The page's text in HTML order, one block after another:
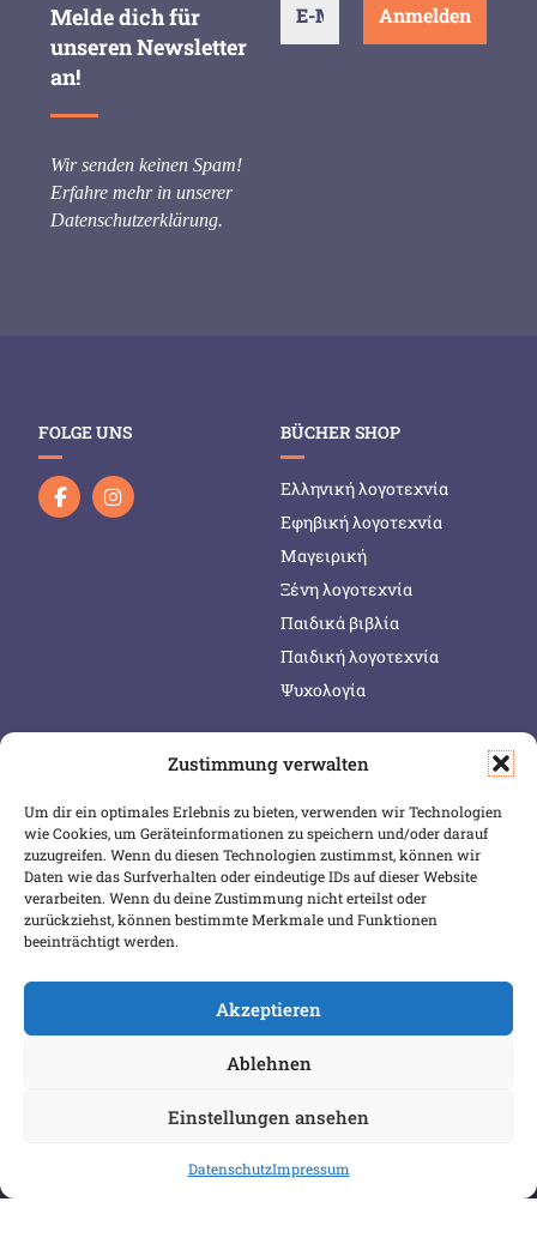
Zustimmung verwalten
Um dir ein optimales Erlebnis zu bieten, verwenden wir Technologien
wie Cookies, um Geräteinformationen zu speichern und/oder darauf
zuzugreifen. Wenn du diesen Technologien zustimmst, können wir
Daten wie das Surfverhalten oder eindeutige IDs auf dieser Website
verarbeiten. Wenn du deine Zustimmung nicht erteilst oder
zurückziehst, können bestimmte Merkmale und Funktionen
beeinträchtigt werden.
Akzeptieren
Ablehnen
Einstellungen ansehen
DatenschutzImpressum
Melde dich für
unseren Newsletter
an!
Wir senden keinen Spam!
Erfahre mehr in unserer
Datenschutzerklärung.
FOLGE UNS BÜCHER SHOP
Ελληνική λογοτεχνία
Εφηβική λογοτεχνία
Μαγειρική
Ξένη λογοτεχνία
Παιδικά βιβλία
Παιδική λογοτεχνία
Ψυχολογία
SERVICE & INFOS
Warenkorb
Wunschliste
Mein Konto
Versand & Lieferung
Zahlungsweisen
SICHER BEZAHLEN